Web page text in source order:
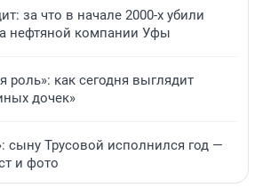
за что в начале 2000-х убили
нефтяной компании Уфы
роль»: как сегодня выглядит
дочек»
сыну Трусовой исполнился год —
и фото